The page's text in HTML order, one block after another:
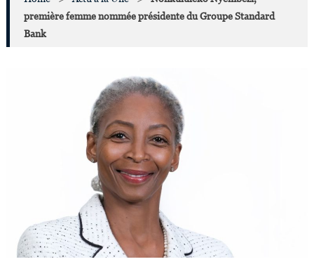
première femme nommée présidente du Groupe Standard
Bank